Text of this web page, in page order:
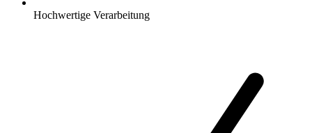
Hochwertige Verarbeitung